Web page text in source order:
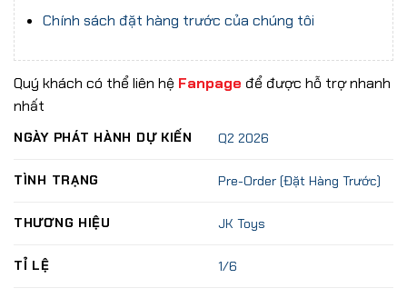
Chính sách đặt hàng trước của chúng tôi
Quý khách có thể liên hệ Fanpage để được hỗ trợ nhanh
nhất
NGÀY PHÁT HÀNH DỰ KIẾN Q2 2026
TÌNH TRẠNG Pre-Order (Đặt Hàng Trước)
THƯƠNG HIỆU JK Toys
TỈ LỆ 1/6